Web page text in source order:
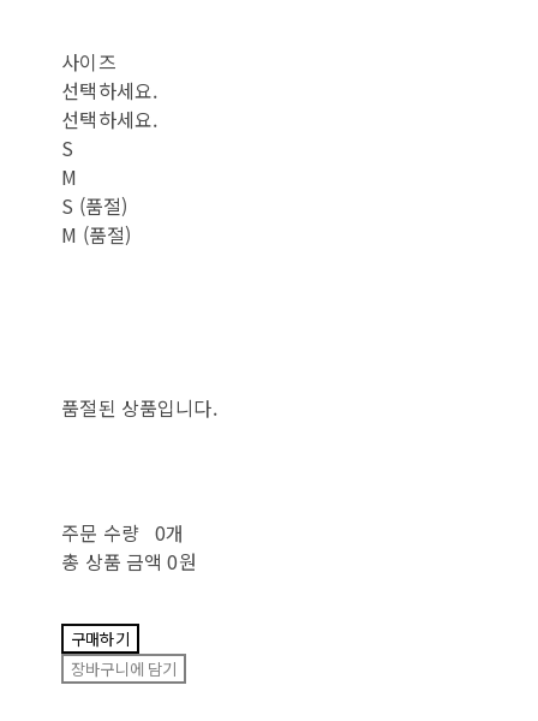
사이즈
선택하세요.
선택하세요.
S
M
S (품절)
M (품절)
품절된 상품입니다.
주문 수량 0개
총 상품 금액 0원
구매하기
장바구니에 담기